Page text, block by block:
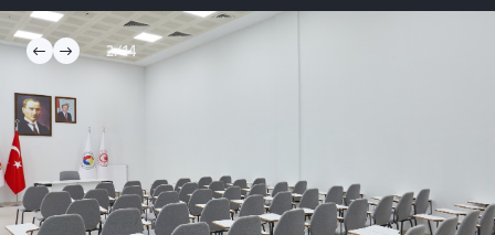
2/14
Projeler
Sinan ve Selimiye Camii Vakfı
Uluslararası Faaliyetler
Taşodalar Otel